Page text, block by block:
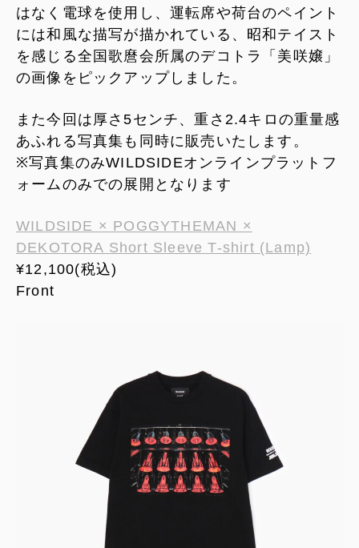
はなく電球を使用し、運転席や荷台のペイント
には和風な描写が描かれている、昭和テイスト
を感じる全国歌麿会所属のデコトラ「美咲嬢」
の画像をピックアップしました。
また今回は厚さ5センチ、重さ2.4キロの重量感
あふれる写真集も同時に販売いたします。
※写真集のみWILDSIDEオンラインプラットフ
ォームのみでの展開となります
WILDSIDE × POGGYTHEMAN ×
DEKOTORA Short Sleeve T-shirt (Lamp)
¥12,100(税込)
Front